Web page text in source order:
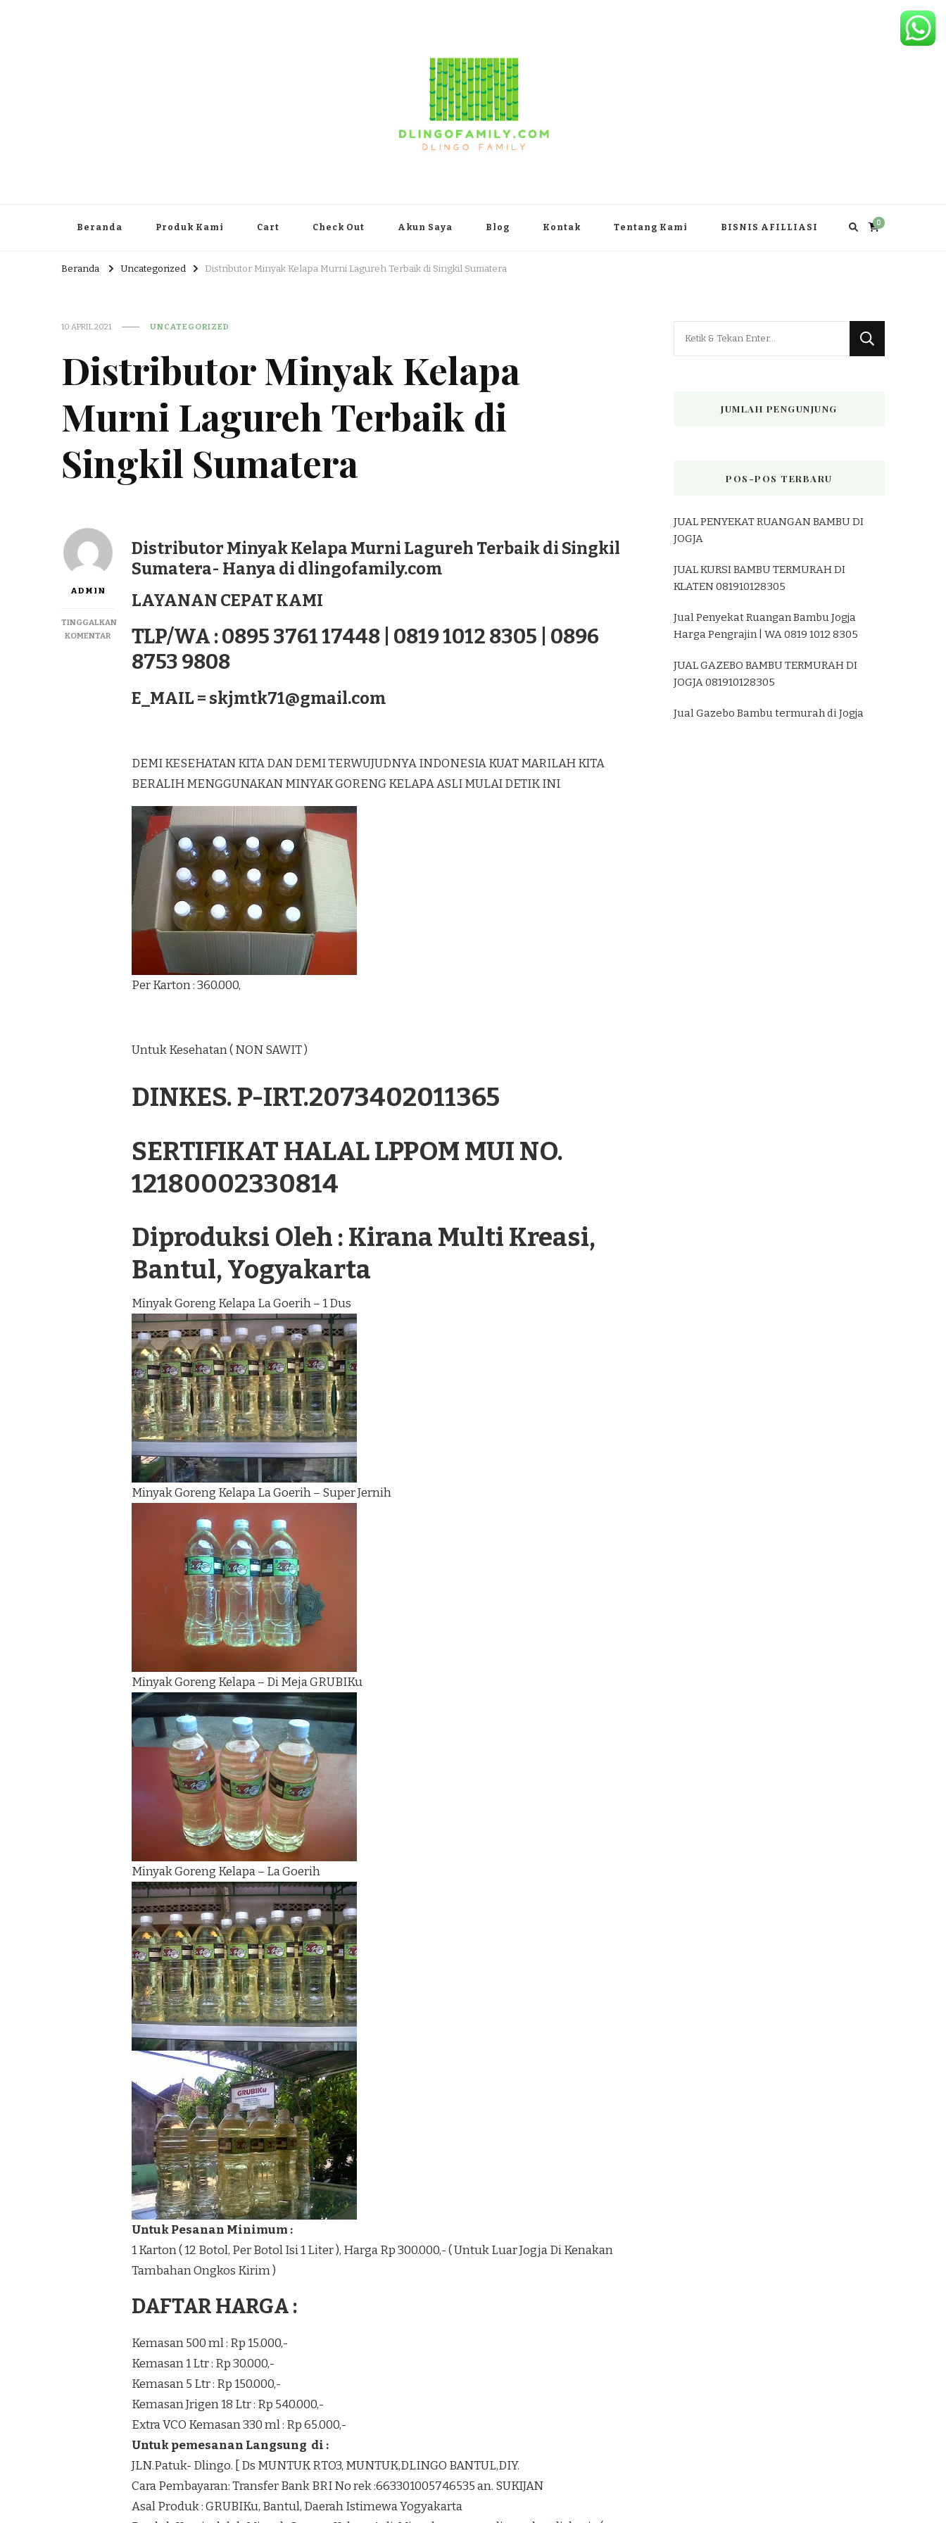
Beranda Produk Kami Cart Check Out Akun Saya Blog Kontak Tentang Kami BISNIS AFILLIASI 0
Beranda Uncategorized Distributor Minyak Kelapa Murni Lagureh Terbaik di Singkil Sumatera
10 APRIL 2021 UNCATEGORIZED
Distributor Minyak Kelapa
Murni Lagureh Terbaik di
Singkil Sumatera
ADMIN
TINGGALKAN
KOMENTARPADA
MINYAK
LAGUREH
Distributor Minyak Kelapa Murni Lagureh Terbaik di Singkil
Sumatera- Hanya di dlingofamily.com
LAYANAN CEPAT KAMI
TLP/WA : 0895 3761 17448 | 0819 1012 8305 | 0896
8753 9808
E_MAIL = skjmtk71@gmail.com
DEMI KESEHATAN KITA DAN DEMI TERWUJUDNYA INDONESIA KUAT MARILAH KITA
BERALIH MENGGUNAKAN MINYAK GORENG KELAPA ASLI MULAI DETIK INI
Per Karton : 360.000,
Untuk Kesehatan ( NON SAWIT )
DINKES. P-IRT.2073402011365
SERTIFIKAT HALAL LPPOM MUI NO.
12180002330814
Diproduksi Oleh : Kirana Multi Kreasi,
Bantul, Yogyakarta
Minyak Goreng Kelapa La Goerih – 1 Dus
Minyak Goreng Kelapa La Goerih – Super Jernih
Minyak Goreng Kelapa – Di Meja GRUBIKu
Minyak Goreng Kelapa – La Goerih
Untuk Pesanan Minimum :
1 Karton ( 12 Botol, Per Botol Isi 1 Liter ), Harga Rp 300.000,- ( Untuk Luar Jogja Di Kenakan
Tambahan Ongkos Kirim )
DAFTAR HARGA :
Kemasan 500 ml : Rp 15.000,-
Kemasan 1 Ltr : Rp 30.000,-
Kemasan 5 Ltr : Rp 150.000,-
Kemasan Jrigen 18 Ltr : Rp 540.000,-
Extra VCO Kemasan 330 ml : Rp 65.000,-
Untuk pemesanan Langsung di :
JLN.Patuk- Dlingo. [ Ds MUNTUK RTO3, MUNTUK,DLINGO BANTUL,DIY.
Cara Pembayaran: Transfer Bank BRI No rek :663301005746535 an. SUKIJAN
Asal Produk : GRUBIKu, Bantul, Daerah Istimewa Yogyakarta
JUMLAH PENGUNJUNG
POS-POS TERBARU
JUAL PENYEKAT RUANGAN BAMBU DI
JOGJA
JUAL KURSI BAMBU TERMURAH DI
KLATEN 081910128305
Jual Penyekat Ruangan Bambu Jogja
Harga Pengrajin | WA 0819 1012 8305
JUAL GAZEBO BAMBU TERMURAH DI
JOGJA 081910128305
Jual Gazebo Bambu termurah di Jogja